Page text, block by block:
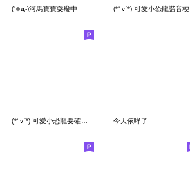
(‘⊙д-)河馬寶寶耍廢中 (*‘ v`*) 可愛小恐龍諧音梗
今天依哞了